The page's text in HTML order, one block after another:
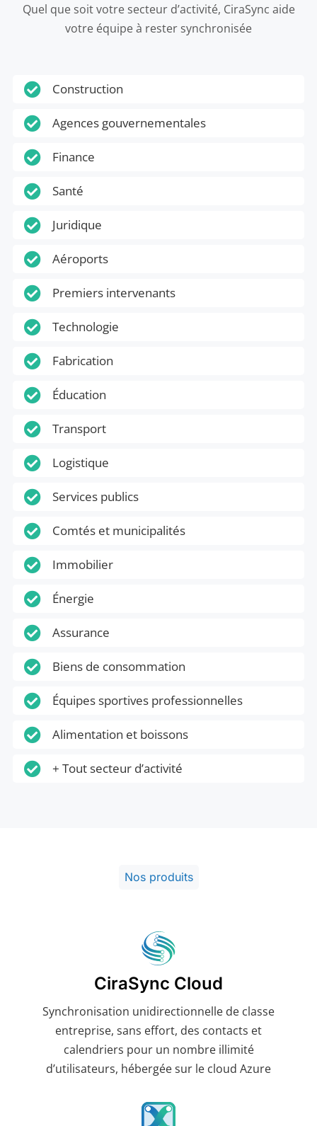
Quel que soit votre secteur d’activité, CiraSync aide
votre équipe à rester synchronisée
 Construction
 Agences gouvernementales
 Finance
 Santé
 Juridique
 Aéroports
 Premiers intervenants
 Technologie
 Fabrication
 Éducation
 Transport
 Logistique
 Services publics
 Comtés et municipalités
 Immobilier
 Énergie
 Assurance
 Biens de consommation
 Équipes sportives professionnelles
 Alimentation et boissons
 + Tout secteur d’activité
Nos produits
CiraSync Cloud
Synchronisation unidirectionnelle de classe
entreprise, sans effort, des contacts et
calendriers pour un nombre illimité
d’utilisateurs, hébergée sur le cloud Azure